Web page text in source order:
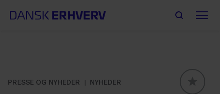
PRESSE OG NYHEDER
NYHEDER